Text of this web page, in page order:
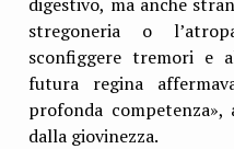
stregoneria o
sconfiggere tremori e
futura regina
profonda
dalla giovinezza.